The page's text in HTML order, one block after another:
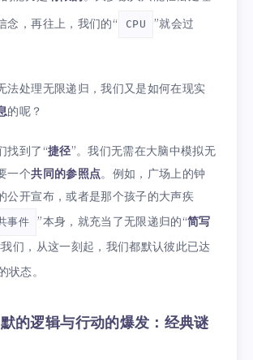
念，再往上，我们的“
CPU
”就会过
法处理无限递归，我们又是如何在现实
的呢？
找到了“捷径”。我们无需在大脑中模拟无
一个共同的参照点。例如，广场上的钟
公开宣布，或者是那个孩子的大声疾
事件 ”本身，就充当了无限递归的“简写
们，从这一刻起，我们都默认彼此已达
状态。
的逻辑与行动的爆发：经典谜